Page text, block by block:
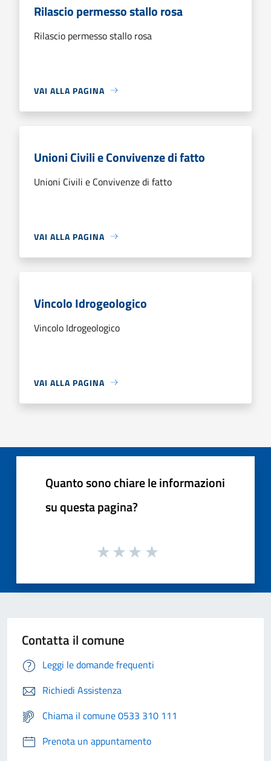
Rilascio permesso stallo rosa
Rilascio permesso stallo rosa
VAI ALLA PAGINA
Unioni Civili e Convivenze di fatto
Unioni Civili e Convivenze di fatto
VAI ALLA PAGINA
Vincolo Idrogeologico
Vincolo Idrogeologico
VAI ALLA PAGINA
Quanto sono chiare le informazioni
su questa pagina?
Contatta il comune
Leggi le domande frequenti
Richiedi Assistenza
Chiama il comune 0533 310 111
Prenota un appuntamento